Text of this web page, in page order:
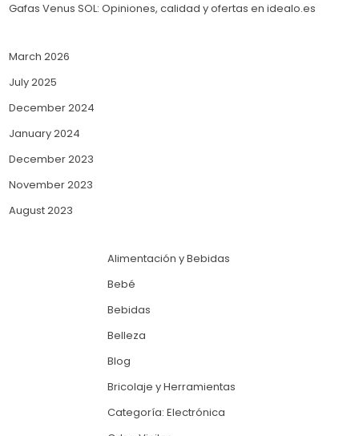
Gafas Venus SOL: Opiniones, calidad y ofertas en idealo.es
March 2026
July 2025
December 2024
January 2024
December 2023
November 2023
August 2023
Alimentación y Bebidas
Bebé
Bebidas
Belleza
Blog
Bricolaje y Herramientas
Categoría: Electrónica